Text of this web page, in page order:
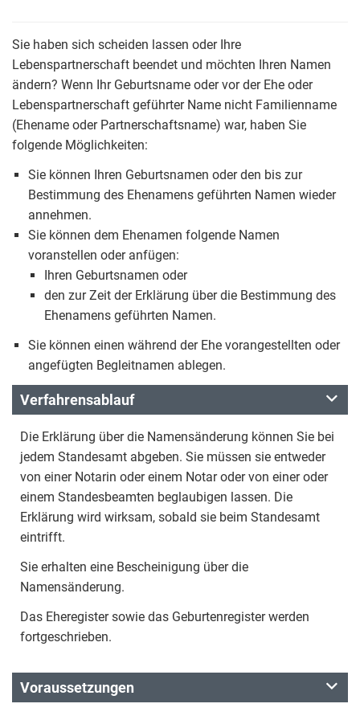
Sie haben sich scheiden lassen oder Ihre
Lebenspartnerschaft beendet und möchten Ihren Namen
ändern? Wenn Ihr Geburtsname oder vor der Ehe oder
Lebenspartnerschaft geführter Name nicht Familienname
(Ehename oder Partnerschaftsname) war, haben Sie
folgende Möglichkeiten:
Sie können Ihren Geburtsnamen oder den bis zur
Bestimmung des Ehenamens geführten Namen wieder
annehmen.
Sie können dem Ehenamen folgende Namen
voranstellen oder anfügen:
Ihren Geburtsnamen oder
den zur Zeit der Erklärung über die Bestimmung des
Ehenamens geführten Namen.
Sie können einen während der Ehe vorangestellten oder
angefügten Begleitnamen ablegen.
Verfahrensablauf
Die Erklärung über die Namensänderung können Sie bei
jedem Standesamt abgeben. Sie müssen sie entweder
von einer Notarin oder einem Notar oder von einer oder
einem Standesbeamten beglaubigen lassen. Die
Erklärung wird wirksam, sobald sie beim Standesamt
eintrifft.
Sie erhalten eine Bescheinigung über die
Namensänderung.
Das Eheregister sowie das Geburtenregister werden
fortgeschrieben.
Voraussetzungen